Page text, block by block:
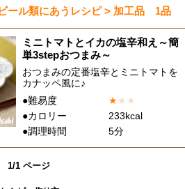
ール類にあうレシピ > 加工品 1品
ミニトマトとイカの塩辛和え～簡
単3stepおつまみ～
おつまみの定番塩辛とミニトマトを
カナッペ風に♪
●難易度
★★ ★
●カロリー
233kcal
●調理時間
5分
1/1 ページ